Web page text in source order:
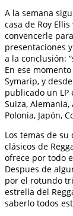
A la semana
casa de Roy
convencerle
presentaciones
a la conclusión:
En ese
Symarip, y
publicado un
Suiza,
Polonia, Japón,
Los temas de
clásicos de
ofrece por todo
Despues de
por el rotundo
estrella del
saberlo todos